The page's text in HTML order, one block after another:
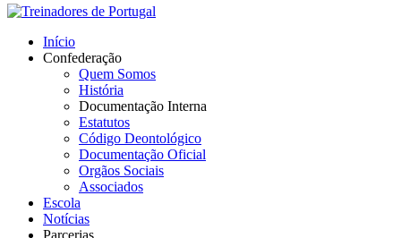
Início
Confederação
Quem Somos
História
Documentação Interna
Estatutos
Código Deontológico
Documentação Oficial
Orgãos Sociais
Associados
Escola
Notícias
Parcerias